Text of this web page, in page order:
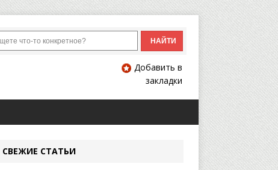
Добавить в
закладки
СВЕЖИЕ СТАТЬИ